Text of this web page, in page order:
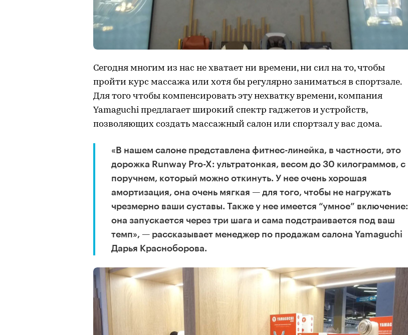
Сегодня многим из нас не хватает ни времени, ни сил на то, чтобы
пройти курс массажа или хотя бы регулярно заниматься в спортзале.
Для того чтобы компенсировать эту нехватку времени, компания
Yamaguchi предлагает широкий спектр гаджетов и устройств,
позволяющих создать массажный салон или спортзал у вас дома.
«В нашем салоне представлена фитнес-линейка, в частности, это
дорожка Runway Pro-X: ультратонкая, весом до 30 килограммов, с
поручнем, который можно откинуть. У нее очень хорошая
амортизация, она очень мягкая — для того, чтобы не нагружать
чрезмерно ваши суставы. Также у нее имеется “умное” включение:
она запускается через три шага и сама подстраивается под ваш
темп», — рассказывает менеджер по продажам салона Yamaguchi
Дарья Красноборова.